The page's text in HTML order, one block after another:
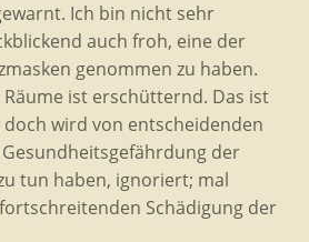
Ich bin nicht sehr
auch froh, eine der
genommen zu haben.
ist erschütternd. Das ist
wird von entscheidenden
der
tun haben, ignoriert; mal
Schädigung der